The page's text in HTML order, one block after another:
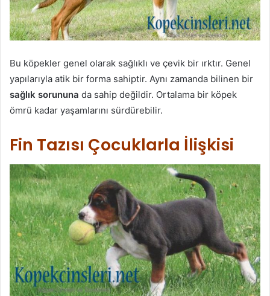
Bu köpekler genel olarak sağlıklı ve çevik bir ırktır. Genel
yapılarıyla atik bir forma sahiptir. Aynı zamanda bilinen bir
sağlık sorununa da sahip değildir. Ortalama bir köpek
ömrü kadar yaşamlarını sürdürebilir.
Fin Tazısı Çocuklarla İlişkisi